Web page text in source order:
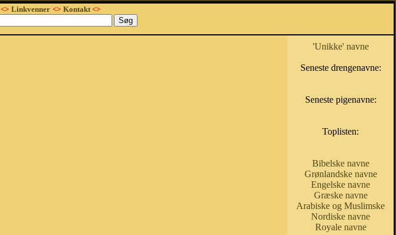
<> Linkvenner <> Kontakt<>
'Unikke' navne
Seneste drengenavne:
Seneste pigenavne:
Toplisten:
Bibelske navne
Grønlandske navne
Engelske navne
Græske navne
Arabiske og Muslimske
Nordiske navne
Royale navne